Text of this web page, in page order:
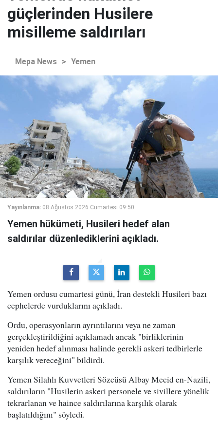
güçlerinden Husilere
misilleme saldırıları
Mepa News > Yemen
Yayınlanma: 08 Ağustos 2026 Cumartesi 09:50
Yemen hükümeti, Husileri hedef alan
saldırılar düzenlediklerini açıkladı.
Yemen ordusu cumartesi günü, İran destekli Husileri bazı
cephelerde vurduklarını açıkladı.
Ordu, operasyonların ayrıntılarını veya ne zaman
gerçekleştirildiğini açıklamadı ancak "birliklerinin
yeniden hedef alınması halinde gerekli askeri tedbirlerle
karşılık vereceğini" bildirdi.
Yemen Silahlı Kuvvetleri Sözcüsü Albay Mecid en-Nazili,
saldırıların "Husilerin askeri personele ve sivillere yönelik
tekrarlanan ve haince saldırılarına karşılık olarak
başlatıldığını" söyledi.